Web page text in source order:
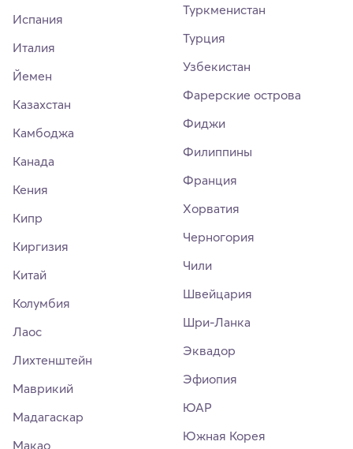
Испания
Италия
Йемен
Казахстан
Камбоджа
Канада
Кения
Кипр
Киргизия
Китай
Колумбия
Лаос
Лихтенштейн
Маврикий
Мадагаскар
Макао
Туркменистан
Турция
Узбекистан
Фарерские острова
Фиджи
Филиппины
Франция
Хорватия
Черногория
Чили
Швейцария
Шри-Ланка
Эквадор
Эфиопия
ЮАР
Южная Корея